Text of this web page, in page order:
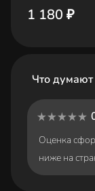
1 180 ₽
Что думают
Оценка
ниже на